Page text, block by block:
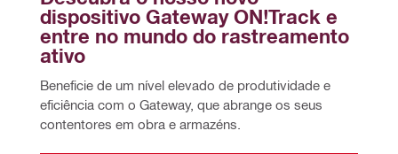
dispositivo Gateway ON!Track e
entre no mundo do rastreamento
ativo
Beneficie de um nível elevado de produtividade e
eficiência com o Gateway, que abrange os seus
contentores em obra e armazéns.